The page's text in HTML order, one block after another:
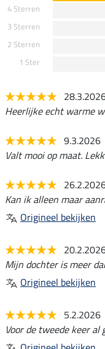
4 Sterren
3 Sterren
2 Sterren
1 Ster
Heerlijke echt warme
9.3.2026
Valt mooi op maat.
Kan ik alleen maar
Origineel bekijken
Mijn dochter is meer
Origineel bekijken
5.2.2026
Voor de tweede keer